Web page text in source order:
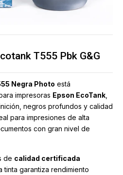
T555 Pbk G&G
Negra Photo está
impresoras Epson EcoTank
negros profundos y calidad
para impresiones de alta
con gran nivel de
de calidad certificada
tinta garantiza rendimiento